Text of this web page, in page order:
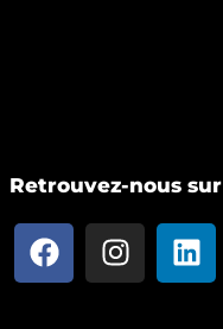
Retrouvez-nous sur